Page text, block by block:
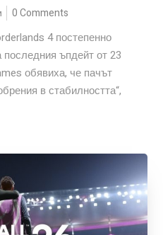
0 Comments
4 постепенно
последния ъпдейт от 23
обявиха, че пачът
в стабилността“,